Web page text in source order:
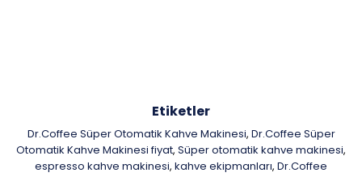
Etiketler
Dr.Coffee Süper Otomatik Kahve Makinesi, Dr.Coffee Süper
Otomatik Kahve Makinesi fiyat, Süper otomatik kahve makinesi,
espresso kahve makinesi, kahve ekipmanları, Dr.Coffee